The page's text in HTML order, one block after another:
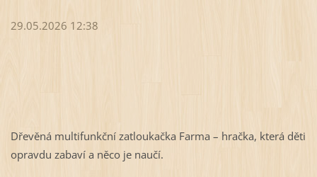
29.05.2026 12:38
Dřevěná multifunkční zatloukačka Farma – hračka, která děti
opravdu zabaví a něco je naučí.